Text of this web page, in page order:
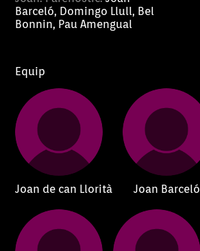
Barceló, Domingo Llull, Bel
Bonnin, Pau Amengual
Equip
Joan de can Llorità Joan Barceló